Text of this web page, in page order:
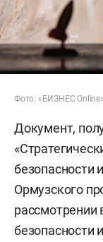
Фото: «БИЗНЕС Online»
Документ,
безопасности
Ормузского
рассмотрении
безопасности